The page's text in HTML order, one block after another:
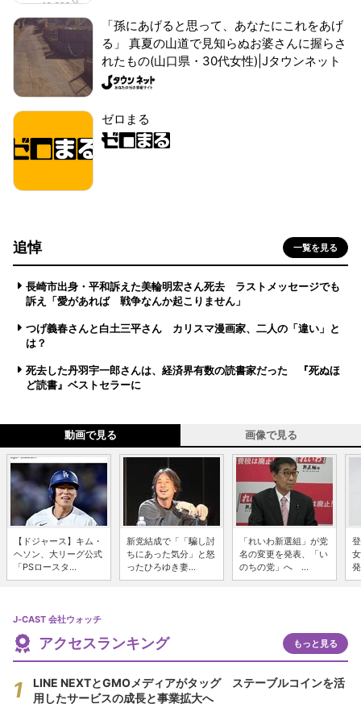
「孫にあげると思って、あなたにこれをあげ
る」 真夏の山道で見知らぬお婆さんに握らさ
れたもの(山口県・30代女性)|Jタウンネット
ゼロまる
追悼 一覧を見る
長崎市出身・平和訴えた美輪明宏さん死去 ラストメッセージでも
訴え「愛があれば 戦争なんか起こりません」
つげ義春さんと白土三平さん カリスマ漫画家、二人の「違い」と
は？
死去した丹羽宇一郎さんは、経済界有数の読書家だった 『死ぬほ
ど読書』ベストセラーに
動画で見る 画像で見る
【ドジャース】キム・
ヘソン、大リーグ公式
「PSロースタ...
新党結成で「「騙し討
ちにあった気分」と怒
ったひろゆき妻...
「れいわ新選組」が党
名の変更を発表、「い
のちの党」へ ...
J-CAST 会社ウォッチ
アクセスランキング もっと見る
LINE NEXTとGMOメディアがタッグ ステーブルコインを活
用したサービスの成長と事業拡大へ